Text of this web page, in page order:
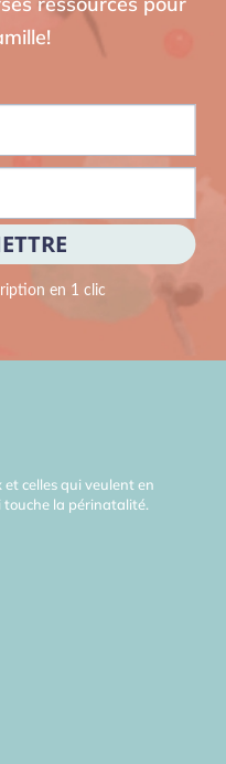
celles qui veulent en
la périnatalité.